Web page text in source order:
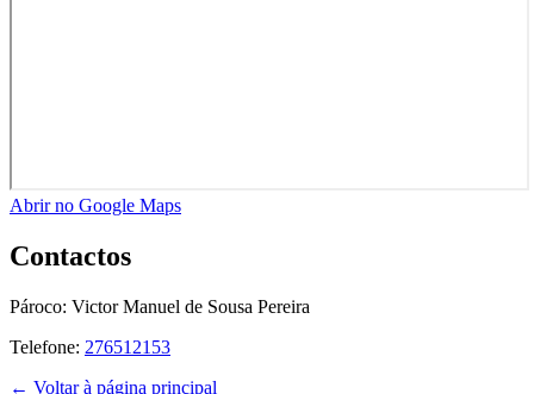
Abrir no Google Maps
Contactos
Pároco: Victor Manuel de Sousa Pereira
Telefone: 276512153
← Voltar à página principal